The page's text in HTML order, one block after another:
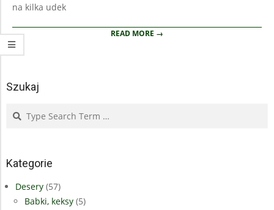
na kilka udek
READ MORE →
Szukaj
Search
Kategorie
Desery (57)
Babki, keksy (5)